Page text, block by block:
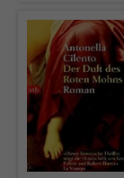
Name
Anbieter
Laufzeit
Zweck